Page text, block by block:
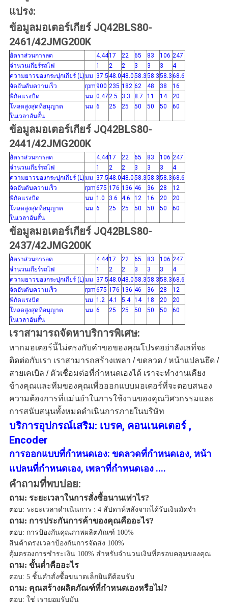
แปรง:
ข้อมูลมอเตอร์เกียร์ JQ42BLS80-
2461/42JMG200K
อัตราส่วนการลด 4.4417 22 65 83 106 247
จำนวนเกียร์รถไฟ
1 2 2 3 3 3
4
ความยาวของกระปุกเกียร์ (L)มม 37.548.048.058.358.358.368.6
จัดอันดับความเร็ว
rpm 900 235 182 62 48 38
16
พิกัดแรงบิด
นม 0.472.5 3.3 8.7 11 14
20
โหลดสูงสุดที่อนุญาต
ในเวลาอันสั้น
นม 6 25 25 50 50 50 60
ข้อมูลมอเตอร์เกียร์ JQ42BLS80-
2441/42JMG200K
อัตราส่วนการลด 4.4417 22 65 83 106 247
จำนวนเกียร์รถไฟ
1 2 2 3 3 3
4
ความยาวของกระปุกเกียร์ (L)มม 37.548.048.058.358.358.368.6
จัดอันดับความเร็ว
rpm675 176 136 46 36 28
12
พิกัดแรงบิด
นม 1.0 3.6 4.6 12 16 20
20
โหลดสูงสุดที่อนุญาต
ในเวลาอันสั้น
นม 6 25 25 50 50 50 60
ข้อมูลมอเตอร์เกียร์ JQ42BLS80-
2437/42JMG200K
อัตราส่วนการลด 4.4417 22 65 83 106 247
จำนวนเกียร์รถไฟ
1 2 2 3 3 3
4
ความยาวของกระปุกเกียร์ (L)มม 37.548.048.058.358.358.368.6
จัดอันดับความเร็ว
rpm675 176 136 46 36 28
12
พิกัดแรงบิด
นม 1.2 4.1 5.4 14 18 20
20
โหลดสูงสุดที่อนุญาต
ในเวลาอันสั้น
นม 6 25 25 50 50 50 60
เราสามารถจัดหาบริการพิเศษ:
หากมอเตอร์นี้ไม่ตรงกับคำขอของคุณโปรดอย่าลังเลที่จะ
ติดต่อกับเรา เราสามารถสร้างเพลา / ขดลวด / หน้าแปลนยึด /
สายเคเบิล / ตัวเชื่อมต่อที่กำหนดเองได้ เราจะทำงานเคียง
ข้างคุณและทีมของคุณเพื่อออกแบบมอเตอร์ที่จะตอบสนอง
ความต้องการที่แม่นยำในการใช้งานของคุณวิศวกรรมและ
การสนับสนุนทั้งหมดดำเนินการภายในบริษัท
บริการอุปกรณ์เสริม: เบรค, คอนเนคเตอร์ ,
Encoder
การออกแบบที่กำหนดเอง: ขดลวดที่กำหนดเอง, หน้า
แปลนที่กำหนดเอง, เพลาที่กำหนดเอง ....
คำถามที่พบบ่อย:
ถาม: ระยะเวลาในการสั่งซื้อนานเท่าไร?
ตอบ: ระยะเวลาดำเนินการ : 4 สัปดาห์หลังจากได้รับเงินมัดจำ
ถาม: การประกันการค้าของคุณคืออะไร?
ตอบ: การป้องกันคุณภาพผลิตภัณฑ์ 100%
สินค้าตรงเวลาป้องกันการจัดส่ง 100%
คุ้มครองการชำระเงิน 100% สำหรับจำนวนเงินที่ครอบคลุมของคุณ
ถาม: ขั้นต่ำคืออะไร
ตอบ: 5 ชิ้นคำสั่งซื้อขนาดเล็กยินดีต้อนรับ
ถาม: คุณสร้างผลิตภัณฑ์ที่กำหนดเองหรือไม่?
ตอบ: ใช่ เรายอมรับมัน